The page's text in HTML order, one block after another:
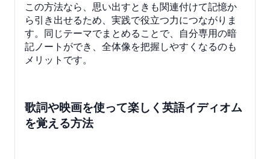
この方法なら、思い出すときも関連付けて記憶か
ら引き出せるため、実践で役立つ力につながりま
す。同じテーマでまとめることで、自分専用の暗
記ノートができ、全体像を把握しやすくなるのも
メリットです。
歌詞や映画を使って楽しく英語イディオム
を覚える方法